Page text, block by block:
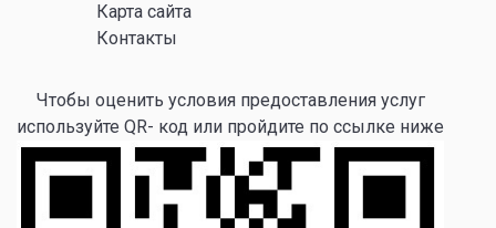
Карта сайта
Контакты
Чтобы оценить условия предоставления услуг
используйте QR- код или пройдите по ссылке ниже